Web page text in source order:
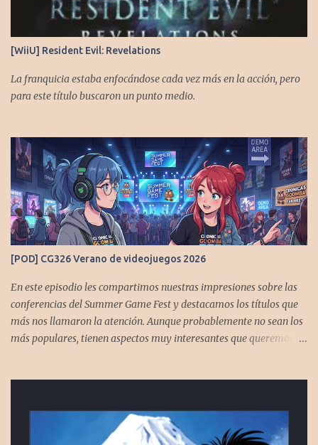
https://twitter.com/CronicasGoomba Instagram -
https://www.instagram.com/cronicasgoomba/ Facebook -
https://www.facebook.com/CronicasGoomba Si no estamos en tu
plataforma nos puedes agregar con el código rss:
https://anchor.fm/s/10d1f3318/podcast/rss
[WiiU] Resident Evil: Revelations
La franquicia estaba enfocándose cada vez más en la acción, pero
para este título buscaron un punto medio.
[POD] CG326 Verano de videojuegos 2026
En este episodio les compartimos nuestras impresiones sobre las
conferencias del Summer Game Fest y destacamos los títulos que
más nos llamaron la atención. Aunque probablemente no sean los
más populares, tienen aspectos muy interesantes que queremos
https://x.com/CronicasGoomba Instagram -
https://www.instagram.com/cronicasgoomba/ Facebook -